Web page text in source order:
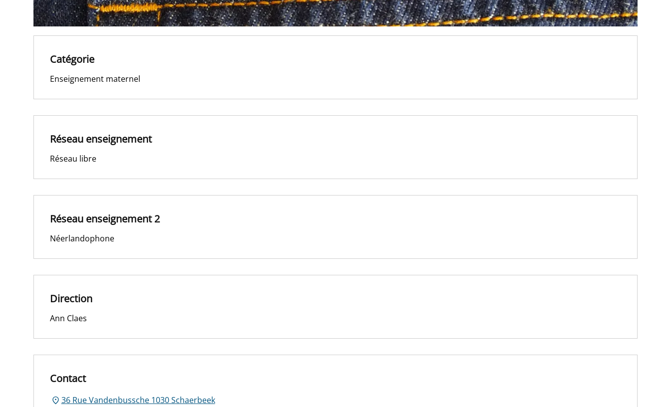
Catégorie
Enseignement maternel
Réseau enseignement
Réseau libre
Réseau enseignement 2
Néerlandophone
Direction
Ann Claes
Contact
36 Rue Vandenbussche 1030 Schaerbeek